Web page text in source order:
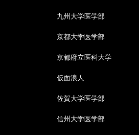
九州大学医学部
京都大学医学部
京都府立医科大学
仮面浪人
佐賀大学医学部
信州大学医学部